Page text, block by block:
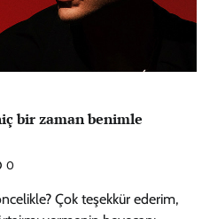
bir zaman benimle
0
Çok teşekkür ederim,